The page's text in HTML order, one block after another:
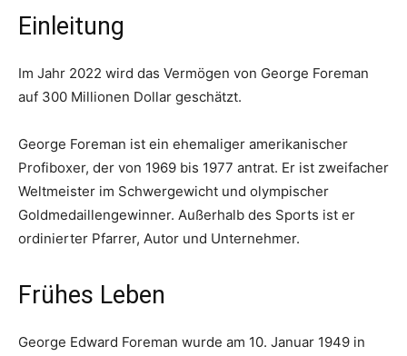
Einleitung
Im Jahr 2022 wird das Vermögen von George Foreman
auf 300 Millionen Dollar geschätzt.
George Foreman ist ein ehemaliger amerikanischer
Profiboxer, der von 1969 bis 1977 antrat. Er ist zweifacher
Weltmeister im Schwergewicht und olympischer
Goldmedaillengewinner. Außerhalb des Sports ist er
ordinierter Pfarrer, Autor und Unternehmer.
Frühes Leben
George Edward Foreman wurde am 10. Januar 1949 in